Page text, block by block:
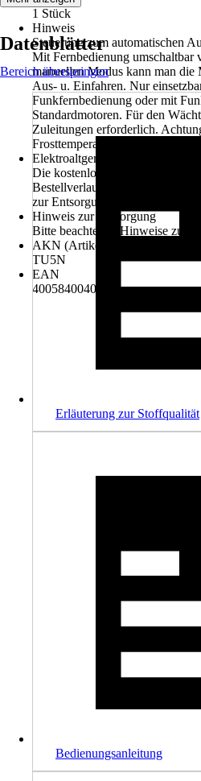
1 Stück
Hinweis
Steuerung zum automatischen
Mit Fernbedienung
manuellen Modus kann man die
Aus- u. Einfahren. Nur
Funkfernbedienung oder mit
Standardmotoren. Für den
Zuleitungen erforderlich.
Frosttemperaturen muss die
Elektroaltgerät-Rücknahme
Die kostenlose Rückgabe des
Bestellverlauf ausgewählt
zur Entsorgung.
Hinweis zur Entsorgung
Bitte beachte die Hinweise zur
AKN (Artikelkurznummer)
TU5N
EAN
4005840040038
Datenblätter
Bereich überspringen
Erläuterung zur Stoffqualität
Bedienungsanleitung